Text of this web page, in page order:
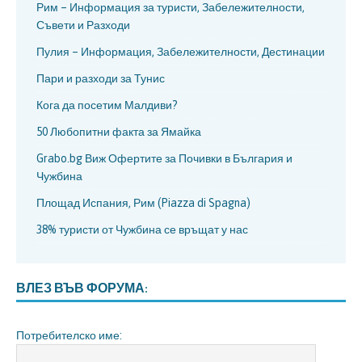
Рим – Информация за туристи, Забележителности,
Съвети и Разходи
Пулия – Информация, Забележителности, Дестинации
Пари и разходи за Тунис
Кога да посетим Малдиви?
50 Любопитни факта за Ямайка
Grabo.bg Виж Офертите за Почивки в България и
Чужбина
Площад Испания, Рим (Piazza di Spagna)
38% туристи от Чужбина се връщат у нас
ВЛЕЗ ВЪВ ФОРУМА:
Потребителско име: